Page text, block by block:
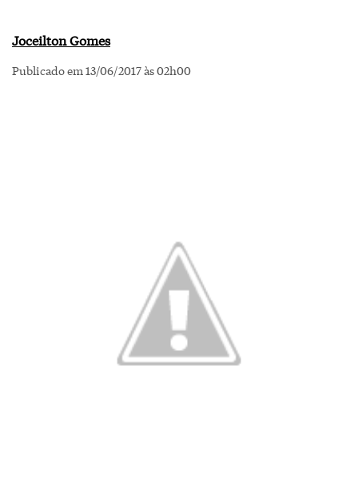
Joceilton Gomes
Publicado em 13/06/2017 às 02h00